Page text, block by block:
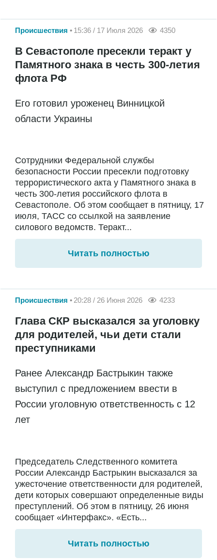
Происшествия 15:36 / 17 Июля 2026 4350
В Севастополе пресекли теракт у
Памятного знака в честь 300-летия
флота РФ
Его готовил уроженец Винницкой
области Украины
Сотрудники Федеральной службы
безопасности России пресекли подготовку
террористического акта у Памятного знака в
честь 300-летия российского флота в
Севастополе. Об этом сообщает в пятницу, 17
июля, ТАСС со ссылкой на заявление
силового ведомств. Теракт...
Читать полностью
Происшествия 20:28 / 26 Июня 2026 4233
Глава СКР высказался за уголовку
для родителей, чьи дети стали
преступниками
Ранее Александр Бастрыкин также
выступил с предложением ввести в
России уголовную ответственность с 12
лет
Председатель Следственного комитета
России Александр Бастрыкин высказался за
ужесточение ответственности для родителей,
дети которых совершают определенные виды
преступлений. Об этом в пятницу, 26 июня
сообщает «Интерфакс». «Есть...
Читать полностью